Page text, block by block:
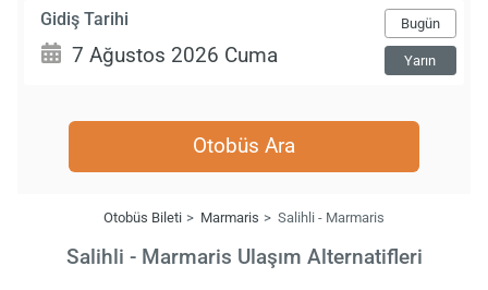
Gidiş Tarihi Bugün
Yarın
Otobüs Ara
Otobüs Bileti Marmaris Salihli - Marmaris
Salihli - Marmaris Ulaşım Alternatifleri